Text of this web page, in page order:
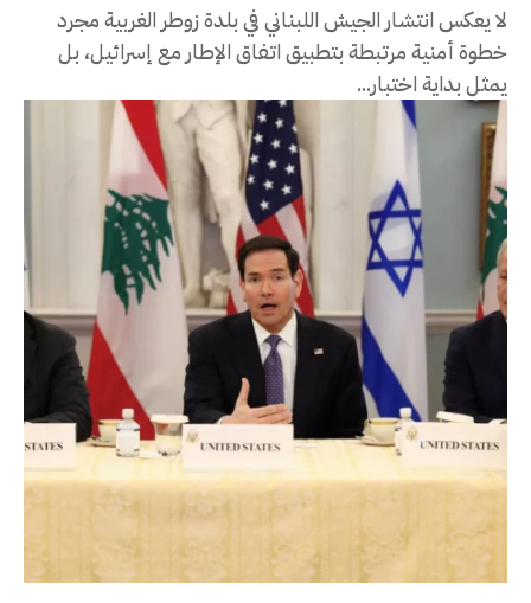
لا يعكس انتشار الجيش اللبناني في بلدة زوطر الغربية مجرد
خطوة أمنية مرتبطة بتطبيق اتفاق الإطار مع إسرائيل، بل
يمثل بداية اختبار...